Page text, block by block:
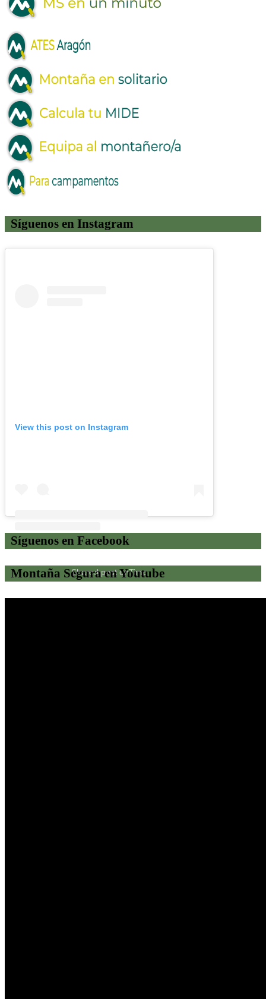
Síguenos en Instagram
View this post on Instagram
Shared post onTime
Síguenos en Facebook
Montaña Segura en Youtube